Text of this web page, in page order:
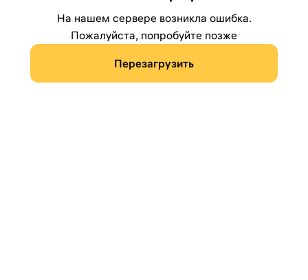
На нашем сервере возникла ошибка.
Пожалуйста, попробуйте позже
Перезагрузить